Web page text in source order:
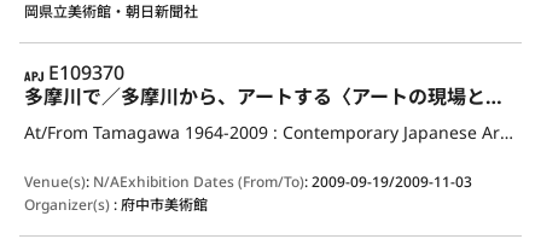
岡県立美術館・朝日新聞社
APJ
E109370
多摩川で／多摩川から、アートする〈アートの現場としての多摩川 観光芸術研究所から球体写真まで1964-2009〉
At/From Tamagawa 1964-2009 : Contemporary Japanese Art from a Geographical Viewpoint
Venue(s): N/AExhibition Dates (From/To):2009-09-19/2009-11-03
Organizer(s):府中市美術館